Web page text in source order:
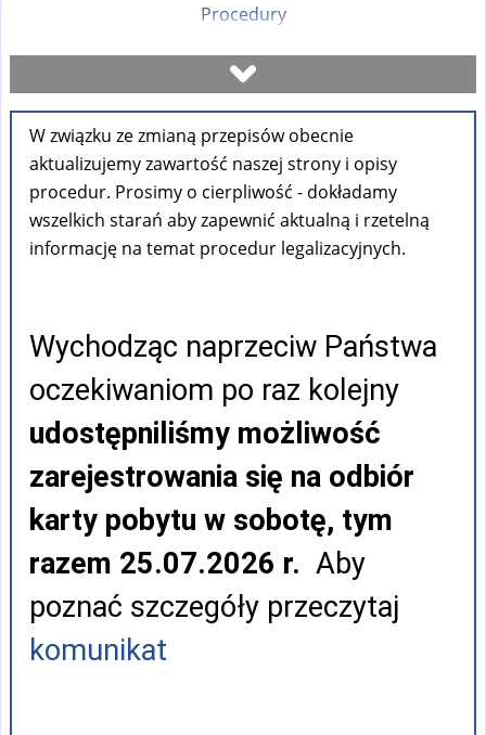
Procedury
Umów się na wizytę
Sprawdź stan sprawy
Formularze
FAQ
Pouczenia
W związku ze zmianą przepisów obecnie
aktualizujemy zawartość naszej strony i opisy
procedur. Prosimy o cierpliwość - dokładamy
wszelkich starań aby zapewnić aktualną i rzetelną
informację na temat procedur legalizacyjnych.
Wychodząc naprzeciw Państwa
oczekiwaniom po raz kolejny
udostępniliśmy możliwość
zarejestrowania się na odbiór
karty pobytu w sobotę, tym
razem 25.07.2026 r. Aby
poznać szczegóły przeczytaj
komunikat